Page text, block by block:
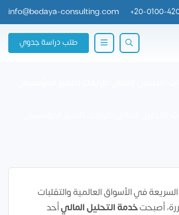
20-0100-
+
info@bedaya-consulting.com
طلب دراسة جدوي
في الأسواق العالمية والتقلبات
أصبحتخدمة التحليل الماليأحد